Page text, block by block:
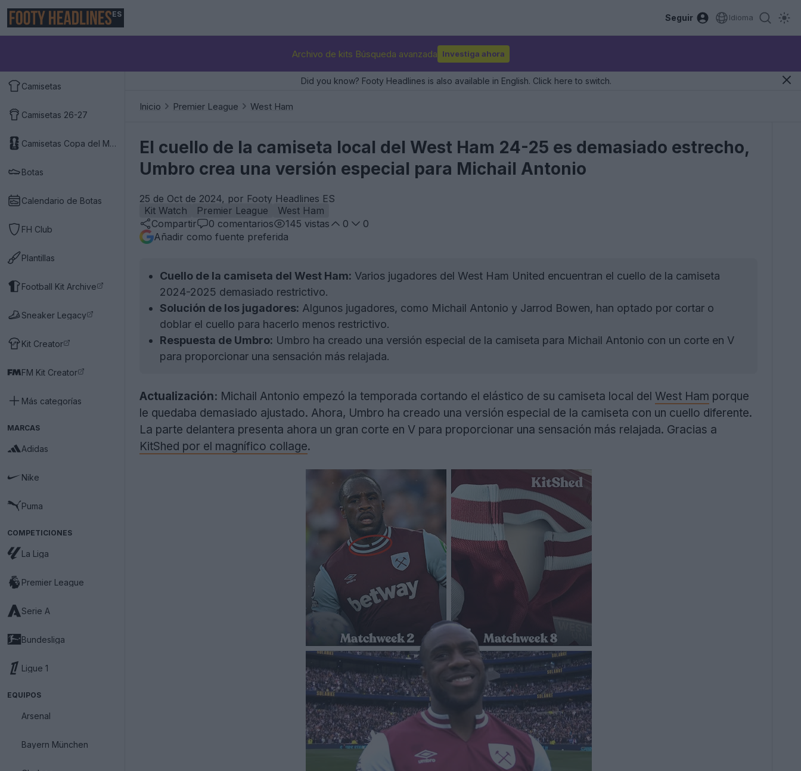
ES Seguir Idioma
Archivo de kits Búsqueda avanzada Investiga ahora
Camisetas
Camisetas 26-27
Camisetas Copa del Mundo 2026
Botas
Calendario de Botas
FH Club
Plantillas
Football Kit Archive
Sneaker Legacy
Kit Creator
FM Kit Creator
Más categorías
MARCAS
Adidas
Nike
Puma
COMPETICIONES
La Liga
Premier League
Serie A
Bundesliga
Ligue 1
EQUIPOS
Arsenal
Bayern München
Did you know? Footy Headlines is also available in English. Click here to switch.
Inicio Premier League West Ham
El cuello de la camiseta local del West Ham 24-25 es demasiado estrecho,
Umbro crea una versión especial para Michail Antonio
25 de Oct de 2024, por Footy Headlines ES
Kit Watch
Premier League
West Ham
Compartir
0 comentarios 145 vistas 0
0
Añadir como fuente preferida
Cuello de la camiseta del West Ham: Varios jugadores del West Ham United encuentran el cuello de la camiseta
2024-2025 demasiado restrictivo.
Solución de los jugadores: Algunos jugadores, como Michail Antonio y Jarrod Bowen, han optado por cortar o
doblar el cuello para hacerlo menos restrictivo.
Respuesta de Umbro: Umbro ha creado una versión especial de la camiseta para Michail Antonio con un corte en V
para proporcionar una sensación más relajada.
Actualización: Michail Antonio empezó la temporada cortando el elástico de su camiseta local del West Ham porque
le quedaba demasiado ajustado. Ahora, Umbro ha creado una versión especial de la camiseta con un cuello diferente.
La parte delantera presenta ahora un gran corte en V para proporcionar una sensación más relajada. Gracias a
KitShed por el magnífico collage.